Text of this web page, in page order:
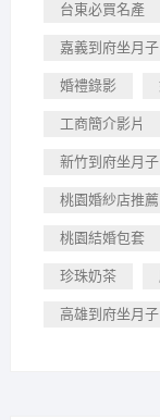
台東必買名產
嘉義到府坐月子
婚禮錄影
工商簡介影片
新竹到府坐月子
桃園婚紗店推薦
桃園結婚包套
珍珠奶茶
高雄到府坐月子